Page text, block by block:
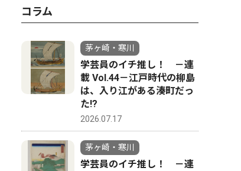
コラム
茅ヶ崎・寒川
学芸員のイチ推し！ －連
載 Vol.44－江戸時代の柳島
は、入り江がある湊町だっ
た!?
2026.07.17
茅ヶ崎・寒川
学芸員のイチ推し！ －連